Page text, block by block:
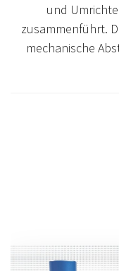
und
zusammenführt.
mechanische